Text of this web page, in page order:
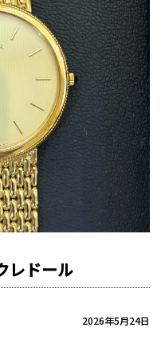
レドール
2026年5月24日